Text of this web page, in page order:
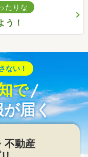
たりな
う！
ない！
で
が届く
不動産